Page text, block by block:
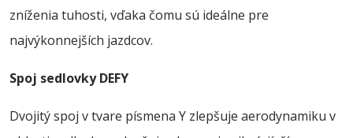
zníženia tuhosti, vďaka čomu sú ideálne pre
najvýkonnejších jazdcov.
Spoj sedlovky DEFY
Dvojitý spoj v tvare písmena Y zlepšuje aerodynamiku v